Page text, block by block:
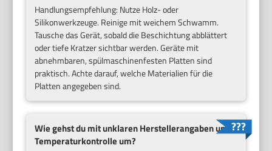
Handlungsempfehlung: Nutze Holz- oder
Silikonwerkzeuge. Reinige mit weichem Schwamm.
Tausche das Gerät, sobald die Beschichtung abblättert
oder tiefe Kratzer sichtbar werden. Geräte mit
abnehmbaren, spülmaschinenfesten Platten sind
praktisch. Achte darauf, welche Materialien für die
Platten angegeben sind.
Wie gehst du mit unklaren Herstellerangaben und
Temperaturkontrolle um?